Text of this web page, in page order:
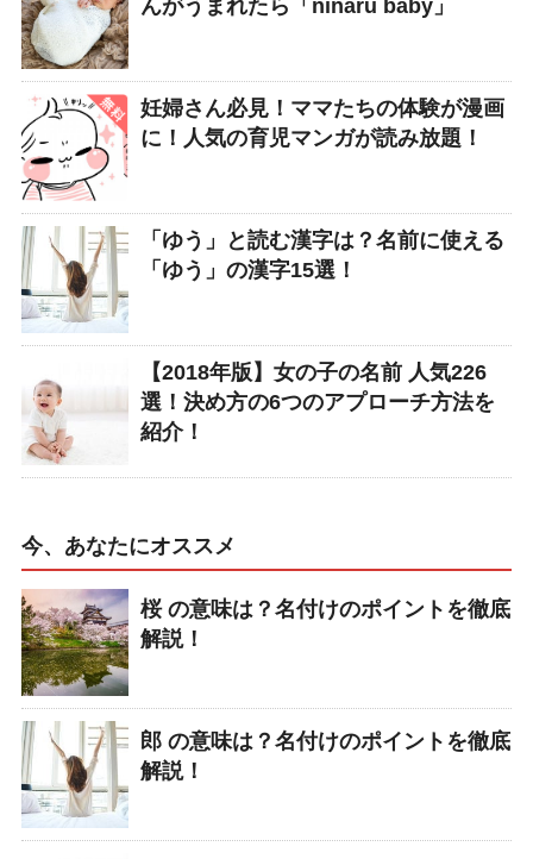
んがうまれたら「ninaru baby」
妊婦さん必見！ママたちの体験が漫画
に！人気の育児マンガが読み放題！
「ゆう」と読む漢字は？名前に使える
「ゆう」の漢字15選！
【2018年版】女の子の名前 人気226
選！決め方の6つのアプローチ方法を
紹介！
今、あなたにオススメ
桜 の意味は？名付けのポイントを徹底
解説！
郎 の意味は？名付けのポイントを徹底
解説！